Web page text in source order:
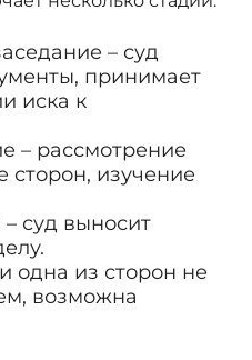
– суд
принимает
иска к
– рассмотрение
сторон, изучение
суд выносит
одна из сторон не
возможна